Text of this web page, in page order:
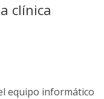
clínica
equipo informático